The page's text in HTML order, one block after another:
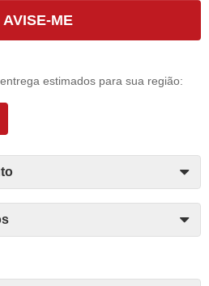
AVISE-ME
estimados para sua região: